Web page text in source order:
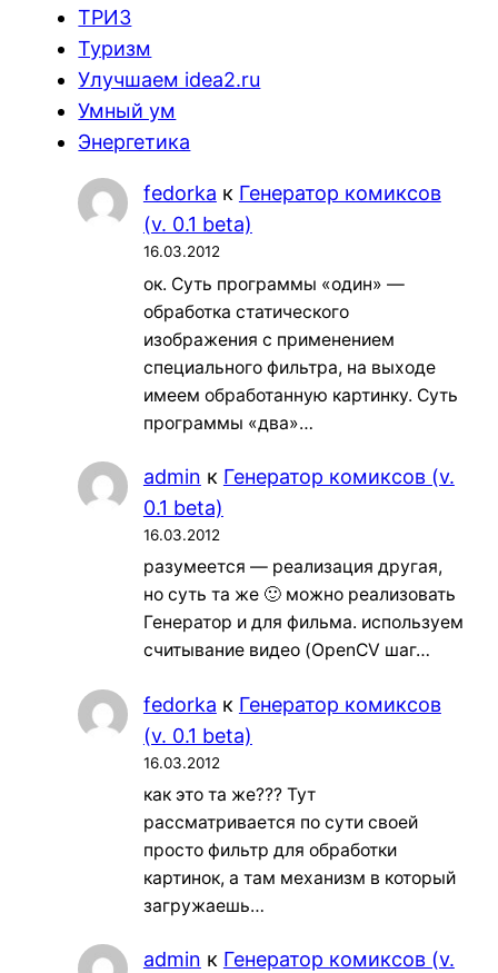
ТРИЗ
Туризм
Улучшаем idea2.ru
Умный ум
Энергетика
fedorka к Генератор комиксов
(v. 0.1 beta)
16.03.2012
ок. Суть программы «один» —
обработка статического
изображения с применением
специального фильтра, на выходе
имеем обработанную картинку. Суть
программы «два»…
admin к Генератор комиксов (v.
0.1 beta)
16.03.2012
разумеется — реализация другая,
но суть та же 🙂 можно реализовать
Генератор и для фильма. используем
считывание видео (OpenCV шаг…
fedorka к Генератор комиксов
(v. 0.1 beta)
16.03.2012
как это та же??? Тут
рассматривается по сути своей
просто фильтр для обработки
картинок, а там механизм в который
загружаешь…
admin к Генератор комиксов (v.